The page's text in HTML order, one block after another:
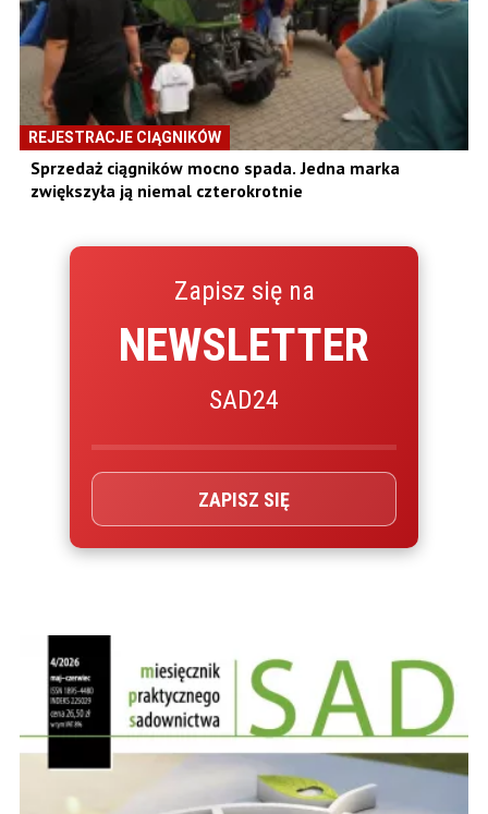
REJESTRACJE CIĄGNIKÓW
Sprzedaż ciągników mocno spada. Jedna marka
zwiększyła ją niemal czterokrotnie
Zapisz się na
NEWSLETTER
SAD24
ZAPISZ SIĘ